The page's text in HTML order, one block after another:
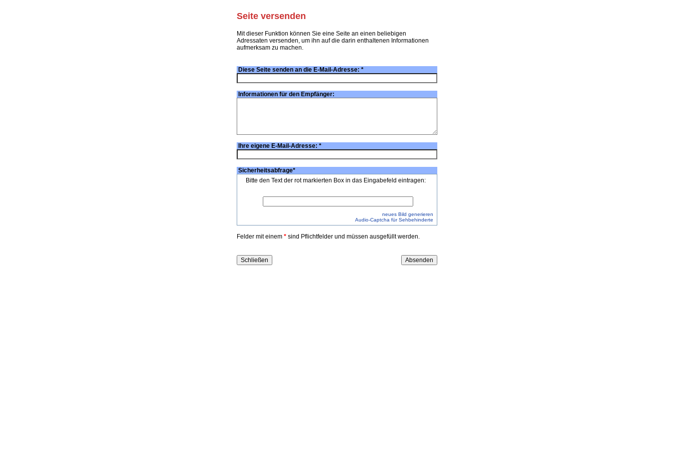
Seite versenden
Mit dieser Funktion können Sie eine Seite an einen beliebigen
Adressaten versenden, um ihn auf die darin enthaltenen Informationen
aufmerksam zu machen.
Diese Seite senden an die E-Mail-Adresse: *
Informationen für den Empfänger:
Ihre eigene E-Mail-Adresse: *
Sicherheitsabfrage*
Bitte den Text der rot markierten Box in das Eingabefeld eintragen:
neues Bild generieren
Audio-Captcha für Sehbehinderte
Felder mit einem * sind Pflichtfelder und müssen ausgefüllt werden.